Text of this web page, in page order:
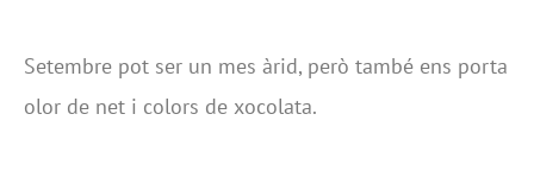
Setembre pot ser un mes àrid, però també ens porta
olor de net i colors de xocolata.